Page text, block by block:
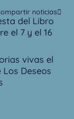
noticias
del Libro
el 7 y el 16
vivas el
Deseos